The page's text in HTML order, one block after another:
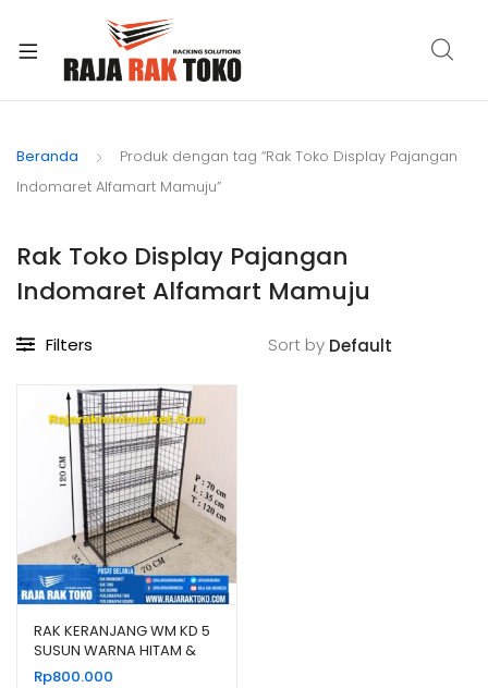
Beranda
Produk dengan tag “Rak Toko Display Pajangan
Indomaret Alfamart Mamuju”
Rak Toko Display Pajangan
Indomaret Alfamart Mamuju
Filters Sort by
RAK KERANJANG WM KD 5
SUSUN WARNA HITAM &
PUTIH
Rp800.000